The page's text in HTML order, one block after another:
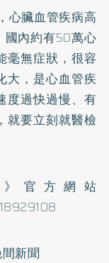
心臟血管疾病高
國內約有50萬心
毫無症狀，很容
大，是心血管疾
度過快過慢、有
就要立刻就醫檢
官方網站
新聞